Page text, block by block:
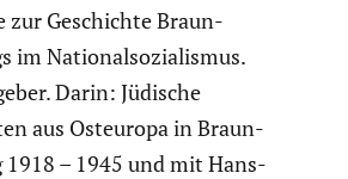
zur Geschichte Braun­
im Natio­nal­so­zia­lismus.
Darin: Jüdische
aus Osteuropa in Braun­
1918 – 1945 und mit Hans-